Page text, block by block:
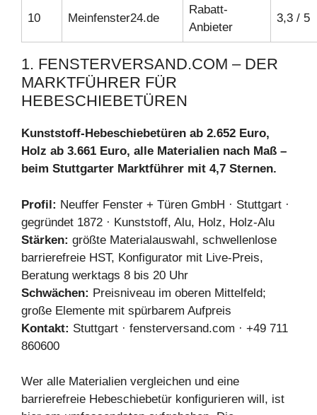
10 Meinfenster24.de
Rabatt-
Anbieter
3,3 / 5
1. FENSTERVERSAND.COM – DER
MARKTFÜHRER FÜR
HEBESCHIEBETÜREN
Kunststoff-Hebeschiebetüren ab 2.652 Euro,
Holz ab 3.661 Euro, alle Materialien nach Maß –
beim Stuttgarter Marktführer mit 4,7 Sternen.
Profil: Neuffer Fenster + Türen GmbH · Stuttgart ·
gegründet 1872 · Kunststoff, Alu, Holz, Holz-Alu
Stärken: größte Materialauswahl, schwellenlose
barrierefreie HST, Konfigurator mit Live-Preis,
Beratung werktags 8 bis 20 Uhr
Schwächen: Preisniveau im oberen Mittelfeld;
große Elemente mit spürbarem Aufpreis
Kontakt: Stuttgart · fensterversand.com · +49 711
860600
Wer alle Materialien vergleichen und eine
barrierefreie Hebeschiebetür konfigurieren will, ist